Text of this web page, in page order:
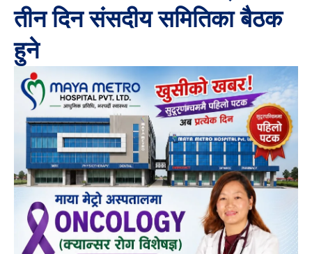
तीन दिन संसदीय समितिका बैठक
हुने